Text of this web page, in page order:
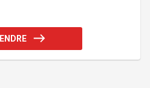
à l'ensemble des
pharmacies,
nous dès maintenant!
promesse d'achat